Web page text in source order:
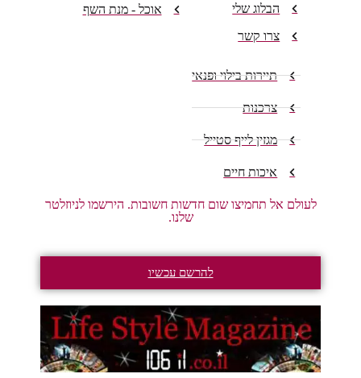
הבלוג שלי
צרו קשר
אוכל - מנת השף
תיירות בילוי ופנאי
צרכנות
מגזין לייף סטייל
איכות חיים
לעולם אל תחמיצו שום חדשות חשובות. הירשמו לניוזלטר
שלנו.
להרשם עכשיו